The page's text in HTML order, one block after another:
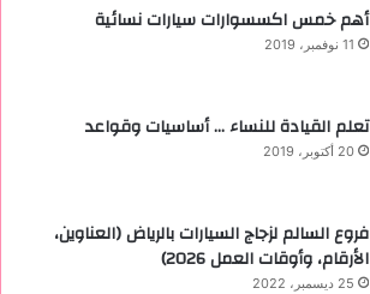
أهم خمس اكسسوارات سيارات نسائية
11 نوفمبر، 2019
تعلم القيادة للنساء … أساسيات وقواعد
20 أكتوبر، 2019
فروع السالم لزجاج السيارات بالرياض (العناوين،
الأرقام، وأوقات العمل 2026)
25 ديسمبر، 2022